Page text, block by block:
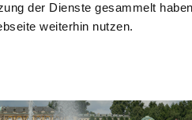
der Dienste gesammelt
weiterhin nutzen.